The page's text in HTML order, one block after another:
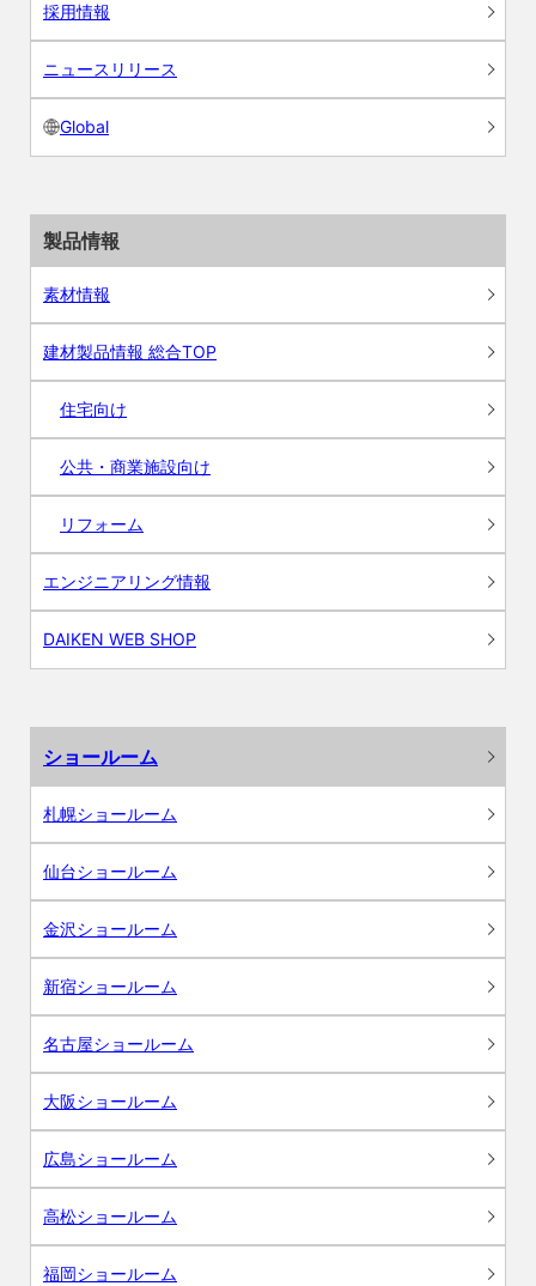
採用情報
ニュースリリース
Global
製品情報
素材情報
建材製品情報 総合TOP
住宅向け
公共・商業施設向け
リフォーム
エンジニアリング情報
DAIKEN WEB SHOP
ショールーム
札幌ショールーム
仙台ショールーム
金沢ショールーム
新宿ショールーム
名古屋ショールーム
大阪ショールーム
広島ショールーム
高松ショールーム
福岡ショールーム